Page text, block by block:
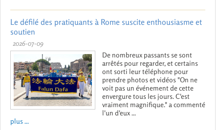
Le défilé des pratiquants à Rome suscite enthousiasme et
soutien
2026-07-09
De nombreux passants se sont
arrêtés pour regarder, et certains
ont sorti leur téléphone pour
prendre photos et vidéos "On ne
voit pas un événement de cette
envergure tous les jours. C'est
vraiment magnifique." a commenté
l'un d'eux ...
plus ...